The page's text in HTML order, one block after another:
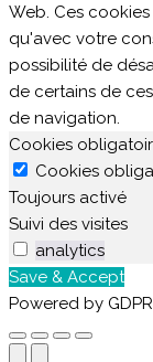
Web. Ces
qu'avec votre
possibilité de
de certains de
de navigation.
Cookies
Cookies
Toujours activé
Suivi des visites
analytics
Save & Accept
Powered by